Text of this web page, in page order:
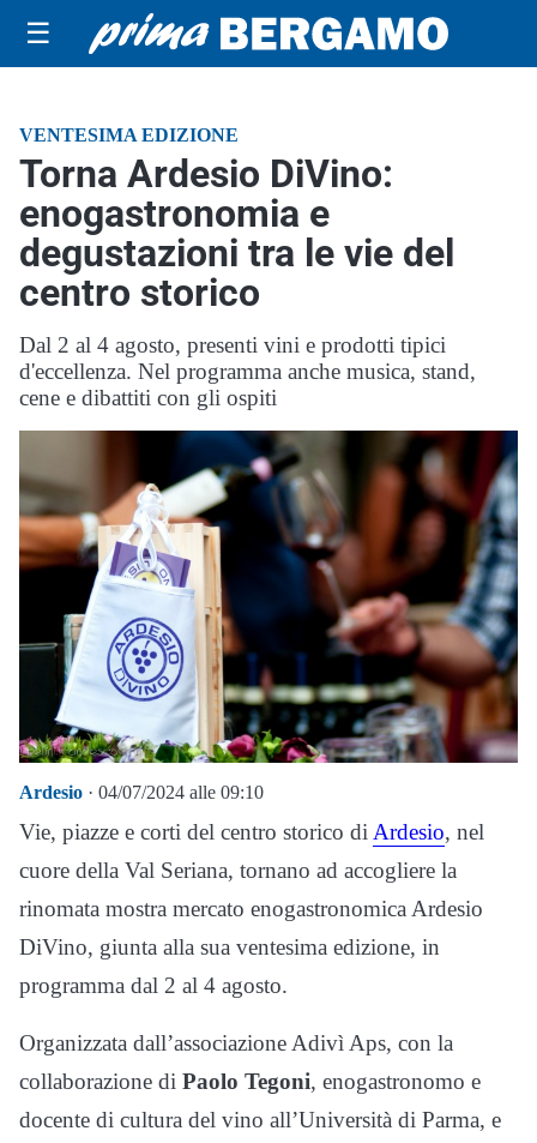
☰
VENTESIMA EDIZIONE
Torna Ardesio DiVino:
enogastronomia e
degustazioni tra le vie del
centro storico
Dal 2 al 4 agosto, presenti vini e prodotti tipici
d'eccellenza. Nel programma anche musica, stand,
cene e dibattiti con gli ospiti
Ardesio · 04/07/2024 alle 09:10
Vie, piazze e corti del centro storico di Ardesio, nel
cuore della Val Seriana, tornano ad accogliere la
rinomata mostra mercato enogastronomica Ardesio
DiVino, giunta alla sua ventesima edizione, in
programma dal 2 al 4 agosto.
Organizzata dall’associazione Adivì Aps, con la
collaborazione di Paolo Tegoni, enogastronomo e
docente di cultura del vino all’Università di Parma, e